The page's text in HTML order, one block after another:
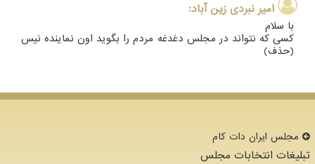
امیر نبردی زین آباد:
با سلام
کسی که نتواند در مجلس دغدغه مردم را بگوید اون نماینده نیس
(حذف)
مجلس ایران دات كام
تبلیغات انتخابات مجلس